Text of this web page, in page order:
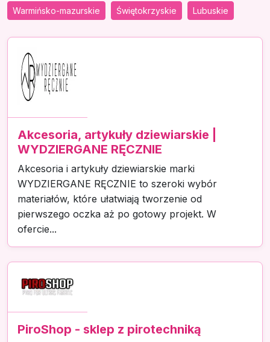
Warmińsko-mazurskie Świętokrzyskie Lubuskie
Akcesoria, artykuły dziewiarskie |
WYDZIERGANE RĘCZNIE
Akcesoria i artykuły dziewiarskie marki
WYDZIERGANE RĘCZNIE to szeroki wybór
materiałów, które ułatwiają tworzenie od
pierwszego oczka aż po gotowy projekt. W
ofercie...
PiroShop - sklep z pirotechniką